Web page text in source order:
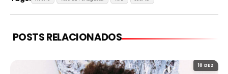
POSTS RELACIONADOS
10 DEZ